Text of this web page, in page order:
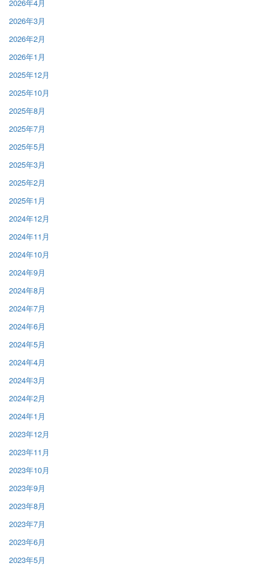
2026年4月
2026年3月
2026年2月
2026年1月
2025年12月
2025年10月
2025年8月
2025年7月
2025年5月
2025年3月
2025年2月
2025年1月
2024年12月
2024年11月
2024年10月
2024年9月
2024年8月
2024年7月
2024年6月
2024年5月
2024年4月
2024年3月
2024年2月
2024年1月
2023年12月
2023年11月
2023年10月
2023年9月
2023年8月
2023年7月
2023年6月
2023年5月